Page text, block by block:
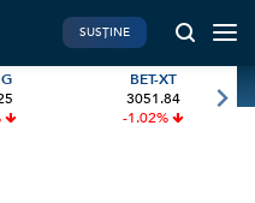
nr.1 in Strategia
globalPERSONALE
SUSȚINE
BET-XT
3051.84
-1.02%